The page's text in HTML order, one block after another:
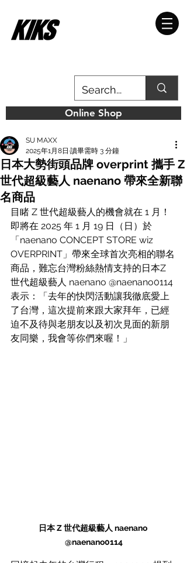
Online Shop
日本大勢街頭品牌 overprint 攜手 Z
世代超級藝人 naenano 帶來全新聯
名商品
SU MAXX
2025年1月8日 讀畢需時 3 分鐘
目睹 Z 世代超級藝人的機會就在 1 月！
即將在 2025 年 1 月 19 日（日）於
「naenano CONCEPT STORE wiz
OVERPRINT」帶來全球首次亮相的聯名
商品，難忘台灣粉絲熱情支持的日本Z
世代超級藝人 naenano @naenano0114
表示：「去年的快閃活動讓我徹底愛上
了台灣，這次提前來跟大家拜年，已經
迫不及待與老朋友以及初次見面的新朋
友同樂，我會等你們來喔！」
日本 Z 世代超級藝人 naenano
@naenano0114